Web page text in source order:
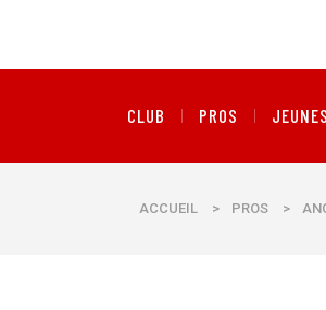
CLUB PROS JEUNES
ACCUEIL > PROS >